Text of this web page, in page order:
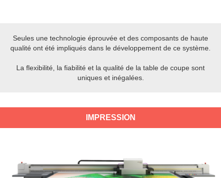
Seules une technologie éprouvée et des composants de haute
qualité ont été impliqués dans le développement de ce système.
La flexibilité, la fiabilité et la qualité de la table de coupe sont
uniques et inégalées.
IMPRESSION